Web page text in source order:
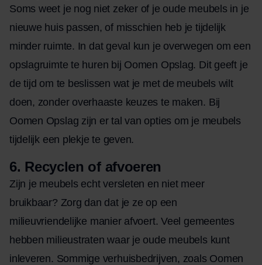
Soms weet je nog niet zeker of je oude meubels in je
nieuwe huis passen, of misschien heb je tijdelijk
minder ruimte. In dat geval kun je overwegen om een
opslagruimte te huren bij Oomen Opslag. Dit geeft je
de tijd om te beslissen wat je met de meubels wilt
doen, zonder overhaaste keuzes te maken. Bij
Oomen Opslag zijn er tal van opties om je meubels
tijdelijk een plekje te geven.
6. Recyclen of afvoeren
Zijn je meubels echt versleten en niet meer
bruikbaar? Zorg dan dat je ze op een
milieuvriendelijke manier afvoert. Veel gemeentes
hebben milieustraten waar je oude meubels kunt
inleveren. Sommige verhuisbedrijven, zoals Oomen